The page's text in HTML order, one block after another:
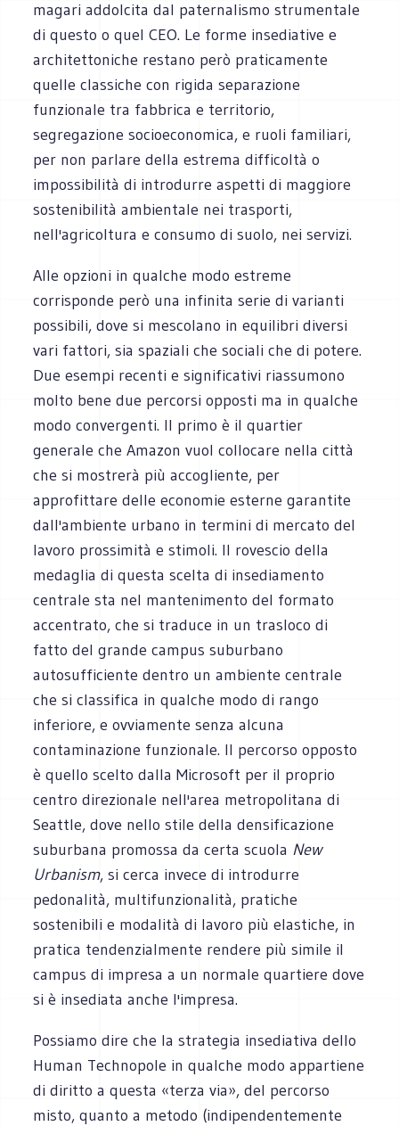
magari addolcita dal paternalismo strumentale
di questo o quel CEO. Le forme insediative e
architettoniche restano però praticamente
quelle classiche con rigida separazione
funzionale tra fabbrica e territorio,
segregazione socioeconomica, e ruoli familiari,
per non parlare della estrema difficoltà o
impossibilità di introdurre aspetti di maggiore
sostenibilità ambientale nei trasporti,
nell'agricoltura e consumo di suolo, nei servizi.
Alle opzioni in qualche modo estreme
corrisponde però una infinita serie di varianti
possibili, dove si mescolano in equilibri diversi
vari fattori, sia spaziali che sociali che di potere.
Due esempi recenti e significativi riassumono
molto bene due percorsi opposti ma in qualche
modo convergenti. Il primo è il quartier
generale che Amazon vuol collocare nella città
che si mostrerà più accogliente, per
approfittare delle economie esterne garantite
dall'ambiente urbano in termini di mercato del
lavoro prossimità e stimoli. Il rovescio della
medaglia di questa scelta di insediamento
centrale sta nel mantenimento del formato
accentrato, che si traduce in un trasloco di
fatto del grande campus suburbano
autosufficiente dentro un ambiente centrale
che si classifica in qualche modo di rango
inferiore, e ovviamente senza alcuna
contaminazione funzionale. Il percorso opposto
è quello scelto dalla Microsoft per il proprio
centro direzionale nell'area metropolitana di
Seattle, dove nello stile della densificazione
suburbana promossa da certa scuola New
Urbanism, si cerca invece di introdurre
pedonalità, multifunzionalità, pratiche
sostenibili e modalità di lavoro più elastiche, in
pratica tendenzialmente rendere più simile il
campus di impresa a un normale quartiere dove
si è insediata anche l'impresa.
Possiamo dire che la strategia insediativa dello
Human Technopole in qualche modo appartiene
di diritto a questa «terza via», del percorso
misto, quanto a metodo (indipendentemente